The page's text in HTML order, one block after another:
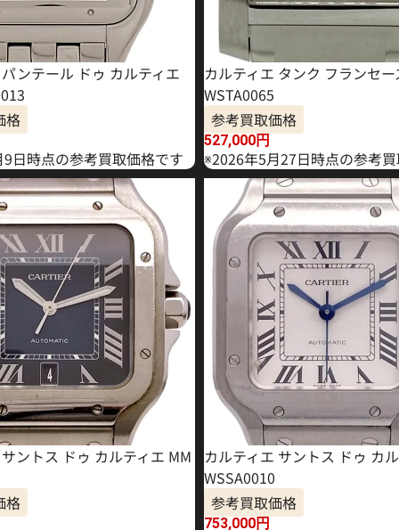
ンテール ドゥ カルティエ
格
日時点の参考買取価格です
カルティエ タンク フランセー
WSTA0065
参考買取価格
527,000円
※2026年5月27日時点の参考
ントス ドゥ カルティエ MM
格
カルティエ サントス ドゥ カ
WSSA0010
参考買取価格
753,000円